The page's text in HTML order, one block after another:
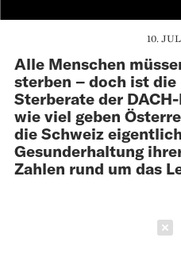
10.
Alle Menschen
sterben – doch ist
Sterberate der
wie viel geben
die Schweiz
Gesunderhaltung
Zahlen rund um das